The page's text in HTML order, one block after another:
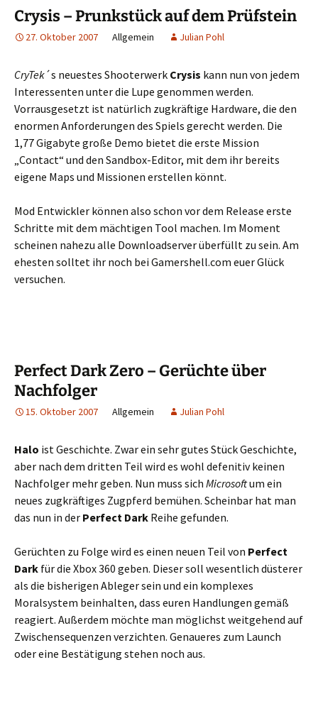
Crysis – Prunkstück auf dem Prüfstein
27. Oktober 2007 Allgemein Julian Pohl
CryTek´s neuestes Shooterwerk Crysis kann nun von jedem
Interessenten unter die Lupe genommen werden.
Vorrausgesetzt ist natürlich zugkräftige Hardware, die den
enormen Anforderungen des Spiels gerecht werden. Die
1,77 Gigabyte große Demo bietet die erste Mission
„Contact“ und den Sandbox-Editor, mit dem ihr bereits
eigene Maps und Missionen erstellen könnt.
Mod Entwickler können also schon vor dem Release erste
Schritte mit dem mächtigen Tool machen. Im Moment
scheinen nahezu alle Downloadserver überfüllt zu sein. Am
ehesten solltet ihr noch bei Gamershell.com euer Glück
versuchen.
Perfect Dark Zero – Gerüchte über
Nachfolger
15. Oktober 2007 Allgemein Julian Pohl
Halo ist Geschichte. Zwar ein sehr gutes Stück Geschichte,
aber nach dem dritten Teil wird es wohl defenitiv keinen
Nachfolger mehr geben. Nun muss sich Microsoftum ein
neues zugkräftiges Zugpferd bemühen. Scheinbar hat man
das nun in der Perfect Dark Reihe gefunden.
Gerüchten zu Folge wird es einen neuen Teil von Perfect
Dark für die Xbox 360 geben. Dieser soll wesentlich düsterer
als die bisherigen Ableger sein und ein komplexes
Moralsystem beinhalten, dass euren Handlungen gemäß
reagiert. Außerdem möchte man möglichst weitgehend auf
Zwischensequenzen verzichten. Genaueres zum Launch
oder eine Bestätigung stehen noch aus.